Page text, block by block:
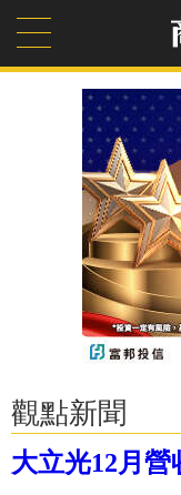
觀點新聞
大立光12月